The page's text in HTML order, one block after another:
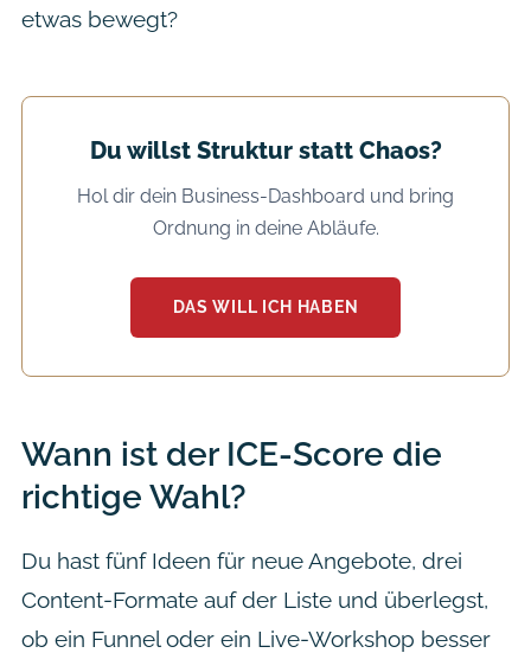
etwas bewegt?
Du willst Struktur statt Chaos?
Hol dir dein Business-Dashboard und bring
Ordnung in deine Abläufe.
DAS WILL ICH HABEN
Wann ist der ICE-Score die
richtige Wahl?
Du hast fünf Ideen für neue Angebote, drei
Content-Formate auf der Liste und überlegst,
ob ein Funnel oder ein Live-Workshop besser